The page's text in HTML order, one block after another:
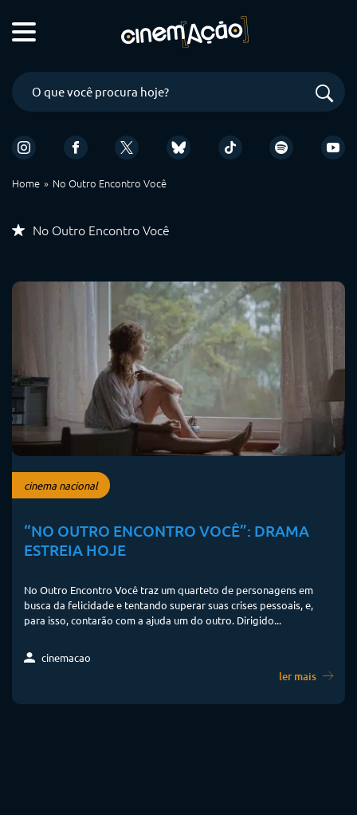
Home No Outro Encontro Você
No Outro Encontro Você
cinema nacional
“NO OUTRO ENCONTRO VOCÊ”: DRAMA
ESTREIA HOJE
No Outro Encontro Você traz um quarteto de personagens em
busca da felicidade e tentando superar suas crises pessoais, e,
para isso, contarão com a ajuda um do outro. Dirigido...
cinemacao
ler mais